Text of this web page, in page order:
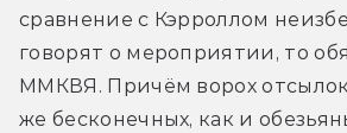
сравнение с Кэрроллом
говорят о мероприятии, то
ММКВЯ. Причём ворох
же бесконечных, как и